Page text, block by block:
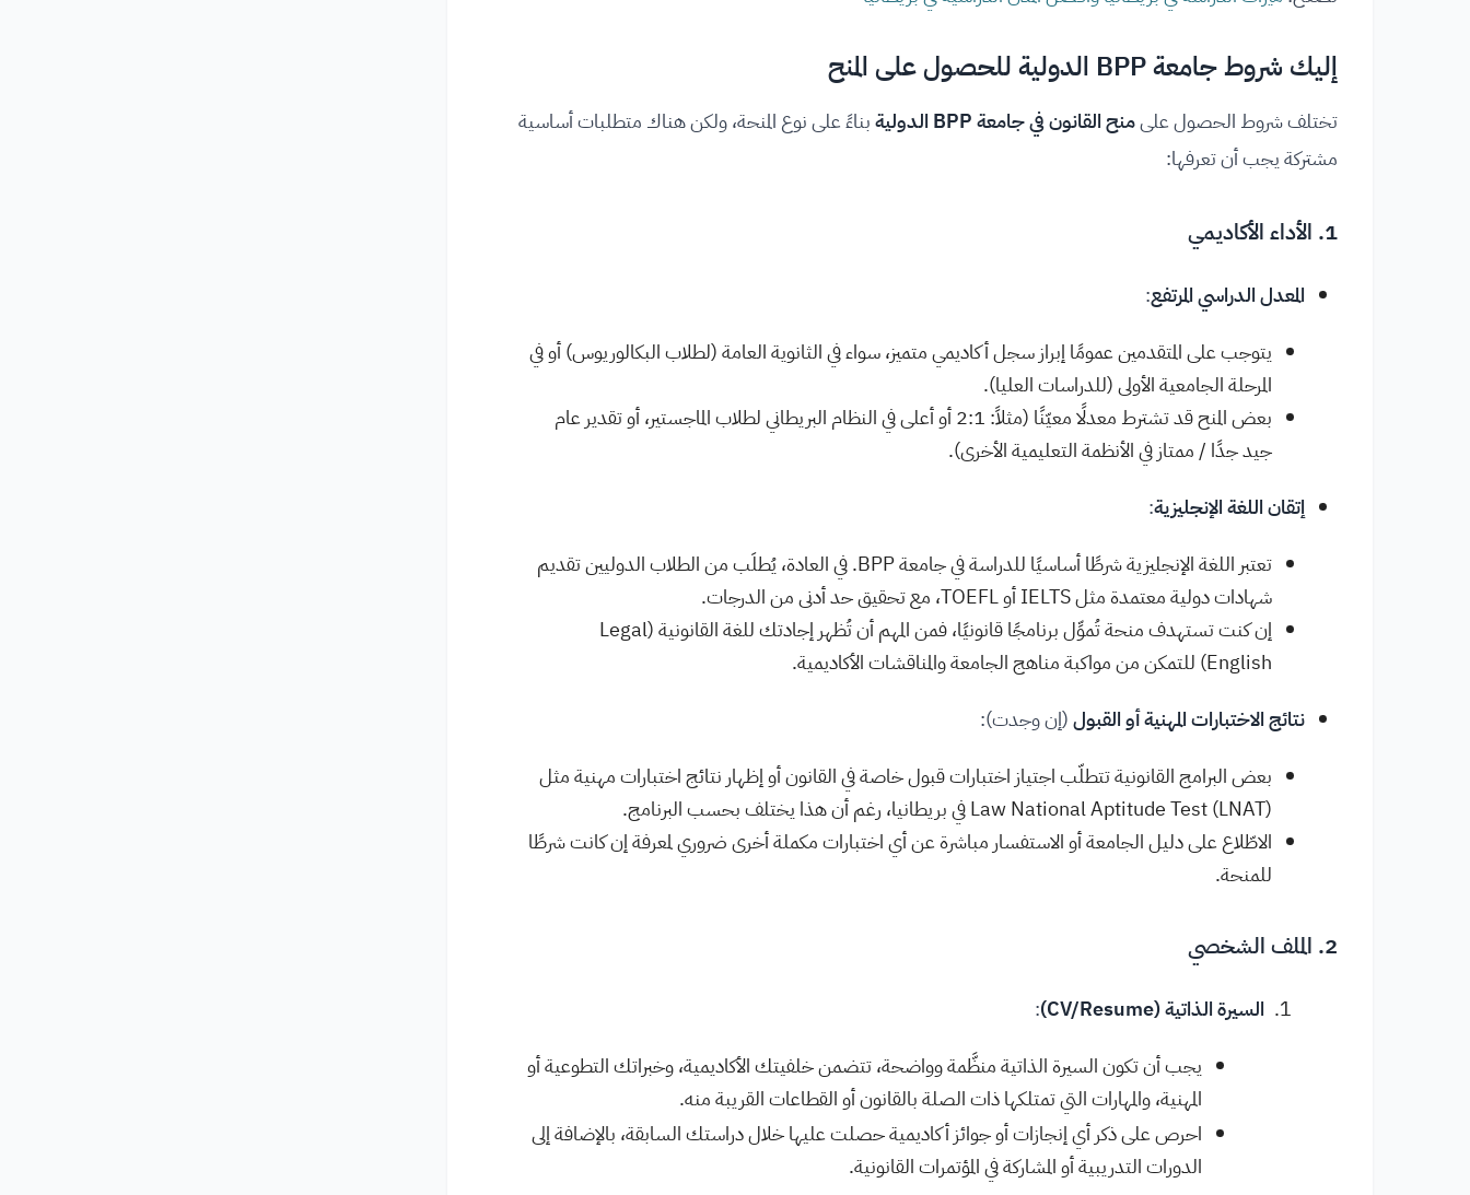
إليك شروط جامعة BPP الدولية للحصول على المنح
تختلف شروط الحصول علىمنح القانون في جامعة BPP الدولية
بناءً على نوع المنحة، ولكن هناك متطلبات أساسية
مشتركة يجب أن تعرفها:
1. الأداء الأكاديمي
المعدل الدراسي المرتفع:
يتوجب على المتقدمين عمومًا إبراز سجل أكاديمي متميز، سواء في الثانوية العامة (لطلاب البكالوريوس) أو في
المرحلة الجامعية الأولى (للدراسات العليا).
بعض المنح قد تشترط معدلًا معيّنًا (مثلاً: 2:1 أو أعلى في النظام البريطاني لطلاب الماجستير، أو تقدير عام
جيد جدًا / ممتاز في الأنظمة التعليمية الأخرى).
إتقان اللغة الإنجليزية:
تعتبر اللغة الإنجليزية شرطًا أساسيًا للدراسة في جامعة BPP. في العادة، يُطلَب من الطلاب الدوليين تقديم
شهادات دولية معتمدة مثل IELTS أو TOEFL، مع تحقيق حد أدنى من الدرجات.
إن كنت تستهدف منحة تُموِّل برنامجًا قانونيًا، فمن المهم أن تُظهر إجادتك للغة القانونية (Legal
English) للتمكن من مواكبة مناهج الجامعة والمناقشات الأكاديمية.
نتائج الاختبارات المهنية أو القبول(إن وجدت):
بعض البرامج القانونية تتطلّب اجتياز اختبارات قبول خاصة في القانون أو إظهار نتائج اختبارات مهنية مثل
(LNAT) Law National Aptitude Test في بريطانيا، رغم أن هذا يختلف بحسب البرنامج.
الاطّلاع على دليل الجامعة أو الاستفسار مباشرة عن أي اختبارات مكملة أخرى ضروري لمعرفة إن كانت شرطًا
للمنحة.
2. الملف الشخصي
السيرة الذاتية (CV/Resume)
:
يجب أن تكون السيرة الذاتية منظَّمة وواضحة، تتضمن خلفيتك الأكاديمية، وخبراتك التطوعية أو
المهنية، والمهارات التي تمتلكها ذات الصلة بالقانون أو القطاعات القريبة منه.
احرص على ذكر أي إنجازات أو جوائز أكاديمية حصلت عليها خلال دراستك السابقة، بالإضافة إلى
الدورات التدريبية أو المشاركة في المؤتمرات القانونية.